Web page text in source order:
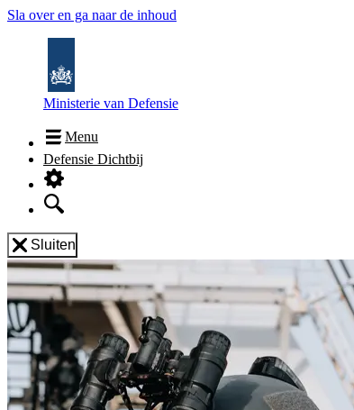
Sla over en ga naar de inhoud
Ministerie van Defensie
Menu
Defensie Dichtbij
Sluiten